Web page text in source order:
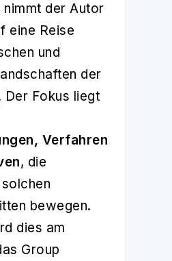
der Autor
eine Reise
und
der
Der Fokus liegt
Verfahren
, die
bewegen.
dies am
Group